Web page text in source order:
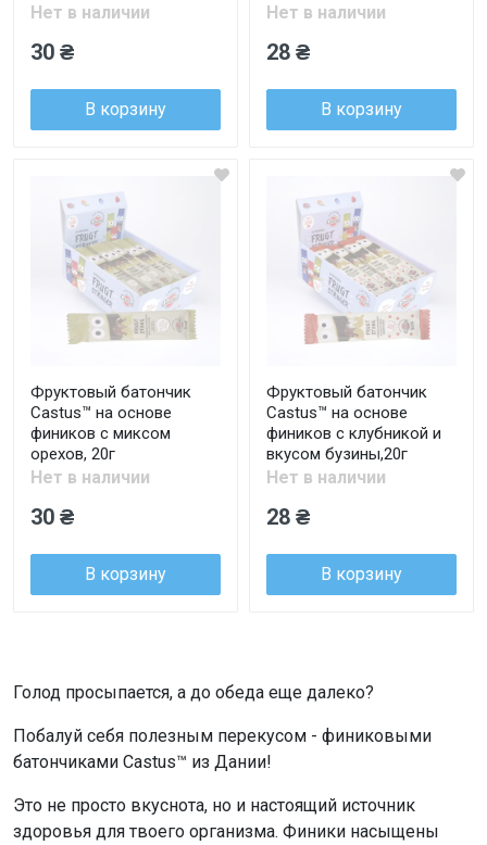
Нет в наличии
30 ₴
В корзину
Нет в наличии
28 ₴
В корзину
Фруктовый батончик
Castus™ на основе
фиников с миксом
орехов, 20г
Нет в наличии
30 ₴
В корзину
Фруктовый батончик
Castus™ на основе
фиников с клубникой и
вкусом бузины,20г
Нет в наличии
28 ₴
В корзину
Голод просыпается, а до обеда еще далеко?
Побалуй себя полезным перекусом - финиковыми
батончиками Castus™ из Дании!
Это не просто вкуснота, но и настоящий источник
здоровья для твоего организма. Финики насыщены